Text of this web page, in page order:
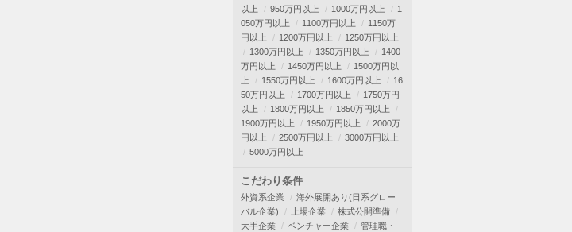
以上
950万円以上 1000万円以上
1
050万円以上
1100万円以上
1150万
円以上
1200万円以上
1250万円以上
1300万円以上
1350万円以上
1400
万円以上
1450万円以上
1500万円以
上
1550万円以上 1600万円以上
16
50万円以上
1700万円以上
1750万円
以上
1800万円以上
1850万円以上
1900万円以上
1950万円以上
2000万
円以上
2500万円以上
3000万円以上
5000万円以上
こだわり条件
外資系企業
海外展開あり(日系グロー
バル企業)
上場企業
株式公開準備
大手企業
ベンチャー企業
管理職・